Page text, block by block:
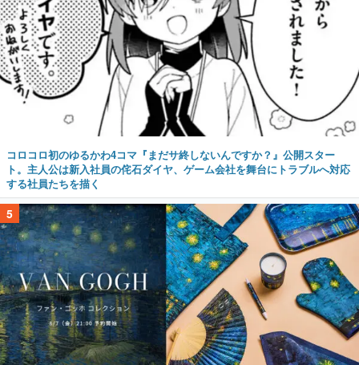
コロコロ初のゆるかわ4コマ『まだサ終しないんですか？』公開スター
ト。主人公は新入社員の侘石ダイヤ、ゲーム会社を舞台にトラブルへ対応
する社員たちを描く
5